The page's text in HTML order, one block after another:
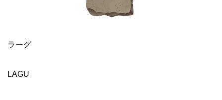
ラーグ
LAGU